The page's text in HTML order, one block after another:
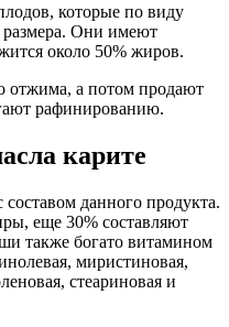
которые по виду
Они имеют
около 50% жиров.
отжима, а потом продают
рафинированию.
карите
составом данного продукта.
еще 30% составляют
также богато витамином
миристиновая,
стеариновая и